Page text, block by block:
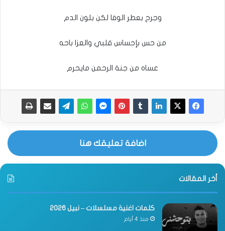
وجرح بعطر الوفا لكن بلون الدم
من حس بإحساس قلبي والعزا باحه
عساه من جنة الرحمن مايحرم
اضافة تعليقك هنا
أخر المقالات
كلمات اغنية مسلسلات – نبيل 2026
منذ 4 أيام